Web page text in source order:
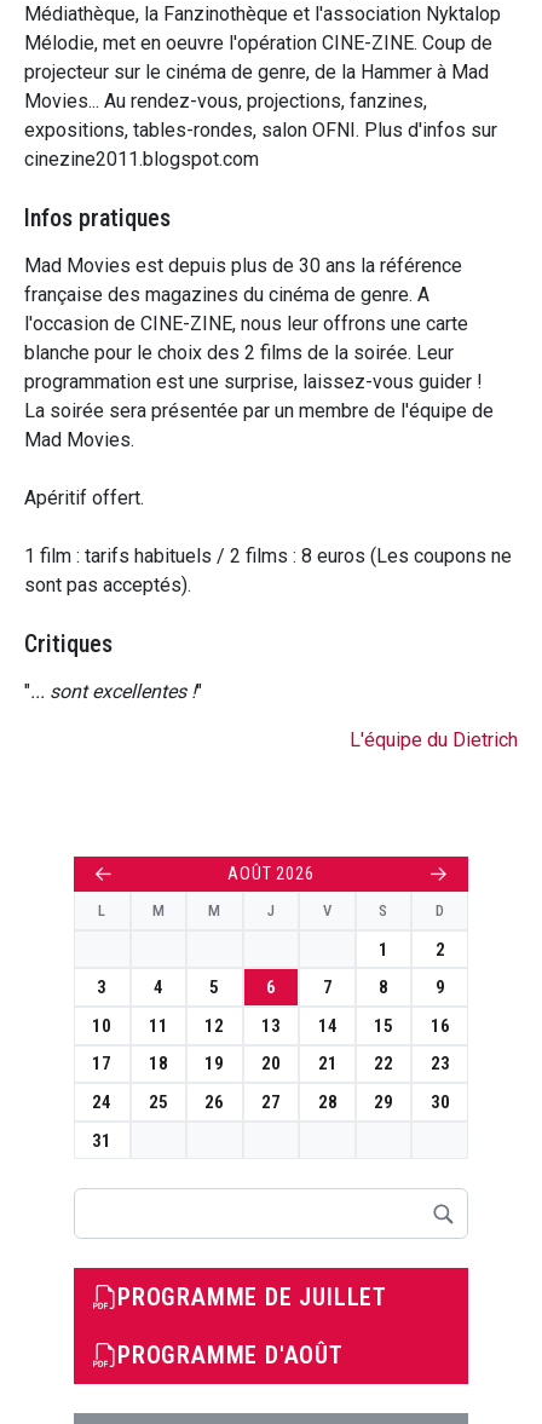
Médiathèque, la Fanzinothèque et l'association Nyktalop
Mélodie, met en oeuvre l'opération CINE-ZINE. Coup de
projecteur sur le cinéma de genre, de la Hammer à Mad
Movies... Au rendez-vous, projections, fanzines,
expositions, tables-rondes, salon OFNI. Plus d'infos sur
cinezine2011.blogspot.com
Infos pratiques
Mad Movies est depuis plus de 30 ans la référence
française des magazines du cinéma de genre. A
l'occasion de CINE-ZINE, nous leur offrons une carte
blanche pour le choix des 2 films de la soirée. Leur
programmation est une surprise, laissez-vous guider !
La soirée sera présentée par un membre de l'équipe de
Mad Movies.
Apéritif offert.
1 film : tarifs habituels / 2 films : 8 euros (Les coupons ne
sont pas acceptés).
Critiques
"... sont excellentes !"
L'équipe du Dietrich
← AOÛT 2026 →
L M M J V S D
1
2
3
4 5 6 7 8
9
10
11 12 13 14 15
16
17
18 19 20 21 22
23
24
25 26 27 28 29
30
31
PROGRAMME DE JUILLET
PROGRAMME D'AOÛT